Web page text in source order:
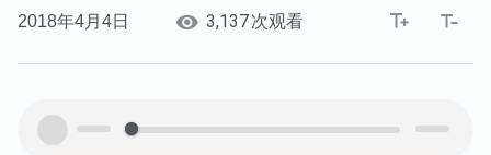
2018年4月4日 3,137次观看
00:00 00:00